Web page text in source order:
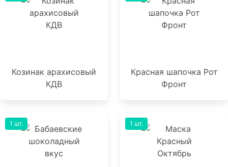
Козинак арахисовый
КДВ
Красная шапочка Рот
Фронт
1 шт. 1 шт.